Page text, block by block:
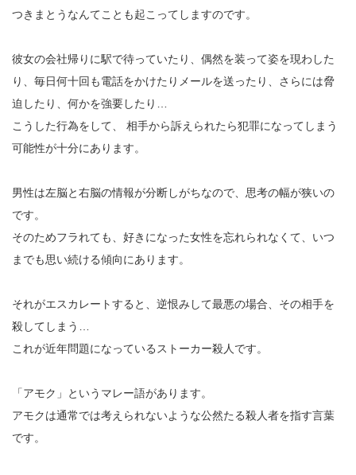
つきまとうなんてことも起こってしますのです。
彼女の会社帰りに駅で待っていたり、偶然を装って姿を現わした
り、毎日何十回も電話をかけたりメールを送ったり、さらには脅
迫したり、何かを強要したり…
こうした行為をして、 相手から訴えられたら犯罪になってしまう
可能性が十分にあります。
男性は左脳と右脳の情報が分断しがちなので、思考の幅が狭いの
です。
そのためフラれても、好きになった女性を忘れられなくて、いつ
までも思い続ける傾向にあります。
それがエスカレートすると、逆恨みして最悪の場合、その相手を
殺してしまう…
これが近年問題になっているストーカー殺人です。
「アモク」というマレー語があります。
アモクは通常では考えられないような公然たる殺人者を指す言葉
です。